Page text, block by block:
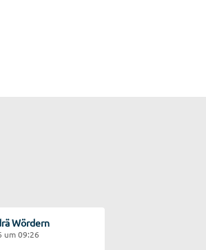
Wördern
um 09:26